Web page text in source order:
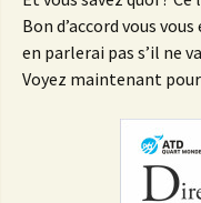
Bon d’accord vous
en parlerai pas s’il ne
Voyez maintenant